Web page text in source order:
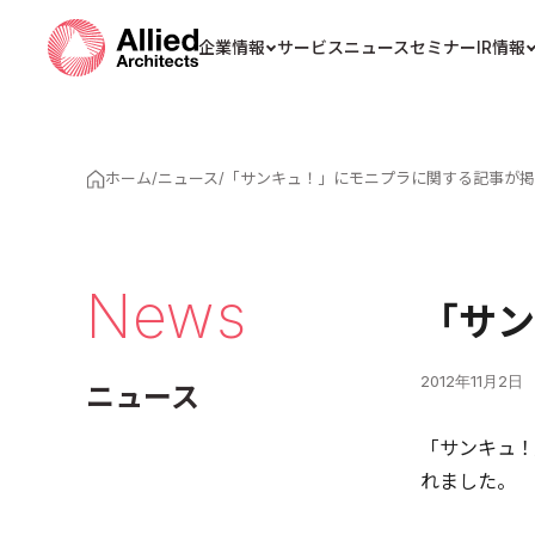
企業情報 サービスニュースセミナーIR情報
ホーム/ニュース/ 「サンキュ！」にモニプラに関する記事が
News
ニュース
「サ
2012年11月2日
「サンキュ
れました。